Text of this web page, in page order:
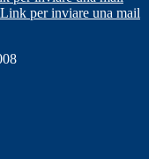
Link per inviare una mail